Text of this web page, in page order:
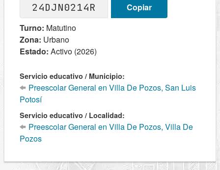
24DJN0214R
Copiar
Turno: Matutino
Zona: Urbano
Estado: Activo (2026)
Servicio educativo / Municipio:
Preescolar General en Villa De Pozos, San Luis
Potosí
Servicio educativo / Localidad:
Preescolar General en Villa De Pozos, Villa De
Pozos